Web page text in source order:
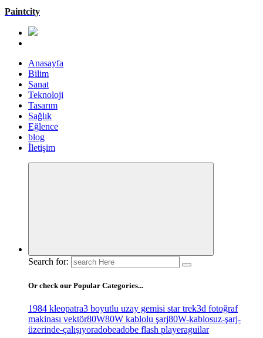
Paintcity
Anasayfa
Bilim
Sanat
Teknoloji
Tasarım
Sağlık
Eğlence
blog
İletişim
Search for:
Or check our Popular Categories...
1984 kleopatra3 boyutlu uzay gemisi star trek3d fotoğraf
makinası vektör80W80W kablolu şarj80W-kablosuz-şarj-
üzerinde-çalışıyoradobeadobe flash playeraguilar